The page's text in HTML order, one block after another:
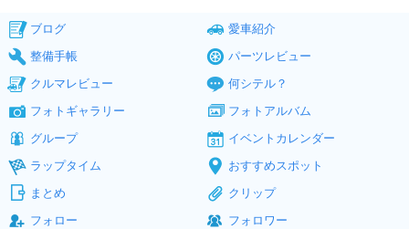
ブログ
愛車紹介
整備手帳
パーツレビュー
クルマレビュー
何シテル？
フォトギャラリー
フォトアルバム
グループ
イベントカレンダー
ラップタイム
おすすめスポット
まとめ
クリップ
フォロー
フォロワー